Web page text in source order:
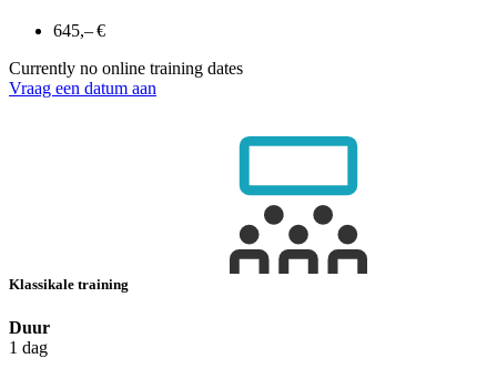
645,– €
Currently no online training dates
Vraag een datum aan
Klassikale training
Duur
1 dag